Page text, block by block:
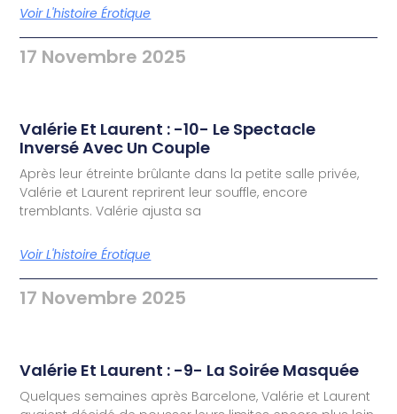
Voir L'histoire Érotique
17 Novembre 2025
Valérie Et Laurent : -10- Le Spectacle
Inversé Avec Un Couple
Après leur étreinte brûlante dans la petite salle privée,
Valérie et Laurent reprirent leur souffle, encore
tremblants. Valérie ajusta sa
Voir L'histoire Érotique
17 Novembre 2025
Valérie Et Laurent : -9- La Soirée Masquée
Quelques semaines après Barcelone, Valérie et Laurent